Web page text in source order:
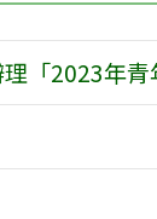
「2023年